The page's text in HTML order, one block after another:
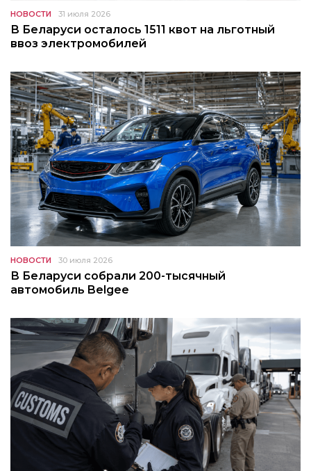
НОВОСТИ 31 июля 2026
В Беларуси осталось 1511 квот на льготный
ввоз электромобилей
НОВОСТИ 30 июля 2026
В Беларуси собрали 200-тысячный
автомобиль Belgee